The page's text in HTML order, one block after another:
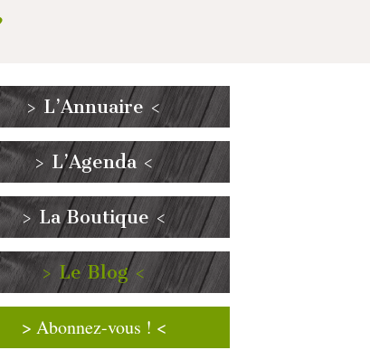
> L’Annuaire <
> L’Agenda <
> La Boutique <
> Le Blog <
> Abonnez-vous ! <